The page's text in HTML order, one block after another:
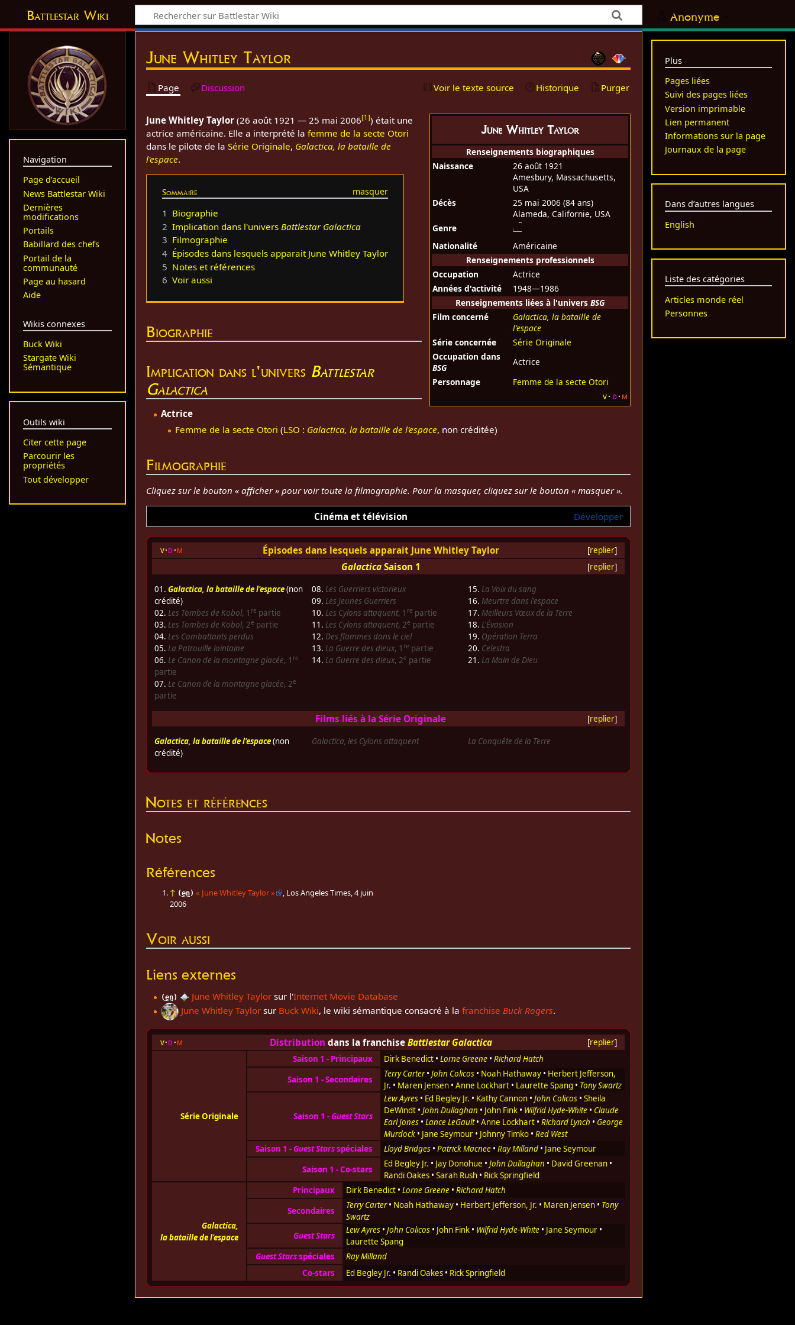
Anonyme
Battlestar Wiki
June Whitley Taylor
Page Discussion Voir le texte source Historique Purger
June Whitley Taylor
Renseignements biographiques
Naissance
26 août 1921
Amesbury, Massachusetts,
USA
Décès
25 mai 2006(84 ans)
Alameda, Californie, USA
Genre
Nationalité
Américaine
Renseignements professionnels
Occupation
Actrice
Années d'activité
1948—1986
Renseignements liées à l'universBSG
Film concerné
Galactica, la bataille de
l'espace
Série concernée
Série Originale
Occupation dans
BSG
Actrice
Personnage
Femme de la secte Otori
v d m
June Whitley Taylor (26 août 1921 — 25 mai 2006[1]) était une
actrice américaine. Elle a interprété lafemme de la secte Otori
dans le pilote de laSérie Originale, Galactica, la bataille de
l'espace.
Sommaire
1 Biographie
2 Implication dans l'univers Battlestar Galactica
3 Filmographie
4 Épisodes dans lesquels apparait June Whitley Taylor
5 Notes et références
6 Voir aussi
Biographie
Implication dans l'univers Battlestar
Galactica
Actrice
Femme de la secte Otori (LSO : Galactica, la bataille de l'espace, non créditée)
Filmographie
Cliquez sur le bouton « afficher » pour voir toute la filmographie. Pour la masquer, cliquez sur le bouton « masquer ».
Développer
Cinéma et télévision
[replier]
v d m Épisodes dans lesquels apparait June Whitley Taylor
[replier]
Galactica Saison 1
01. Galactica, la bataille de l'espace(non
crédité)
02. Les Tombes de Kobol, 1 re partie
03. Les Tombes de Kobol, 2e partie
04. Les Combattants perdus
05. La Patrouille lointaine
06. Le Canon de la montagne glacée, 1 re
partie
07. Le Canon de la montagne glacée, 2e
partie
08. Les Guerriers victorieux
09. Les Jeunes Guerriers
10. Les Cylons attaquent, 1 re partie
11. Les Cylons attaquent, 2e partie
12. Des flammes dans le ciel
13. La Guerre des dieux, 1 re partie
14. La Guerre des dieux, 2e partie
15. La Voix du sang
16. Meurtre dans l'espace
17. Meilleurs Vœux de la Terre
18. L'Évasion
19. Opération Terra
20. Celestra
21. La Main de Dieu
[replier]
Films liés à la Série Originale
Galactica, la bataille de l'espace(non
crédité)
Galactica, les Cylons attaquent La Conquête de la Terre
Notes et références
Notes
Références
↑ (en) « June Whitley Taylor» , Los Angeles Times,4 juin
2006
Voir aussi
Liens externes
(en) June Whitley Taylorsur l'Internet Movie Database
June Whitley Taylorsur Buck Wiki, le wiki sémantique consacré à la franchise Buck Rogers.
[replier]
v d m Distribution dans la franchise Battlestar Galactica
Série Originale
Saison 1 - Principaux Dirk Benedict• Lorne Greene• Richard Hatch
Saison 1 - Secondaires
Terry Carter• John Colicos• Noah Hathaway• Herbert Jefferson,
Jr. • Maren Jensen• Anne Lockhart• Laurette Spang • Tony Swartz
Saison 1 -Guest Stars
Lew Ayres• Ed Begley Jr. • Kathy Cannon• John Colicos• Sheila
DeWindt• John Dullaghan • John Fink• Wilfrid Hyde-White• Claude
Earl Jones• Lance LeGault• Anne Lockhart• Richard Lynch • George
Murdock• Jane Seymour• Johnny Timko• Red West
Saison 1 -Guest Starsspéciales Lloyd Bridges• Patrick Macnee• Ray Milland• Jane Seymour
Saison 1 - Co-stars
Ed Begley Jr. • Jay Donohue • John Dullaghan • David Greenan•
Randi Oakes• Sarah Rush• Rick Springfield
Galactica,
la bataille de l'espace
Principaux Dirk Benedict• Lorne Greene• Richard Hatch
Secondaires
Terry Carter• Noah Hathaway• Herbert Jefferson, Jr. • Maren Jensen• Tony
Swartz
Guest Stars
Lew Ayres• John Colicos• John Fink• Wilfrid Hyde-White• Jane Seymour•
Laurette Spang
Guest Starsspéciales
Ray Milland
Co-stars
Ed Begley Jr. • Randi Oakes• Rick Springfield
Navigation
Page d’accueil
News Battlestar Wiki
Dernières
modifications
Portails
Babillard des chefs
Portail de la
communauté
Page au hasard
Aide
Wikis connexes
Buck Wiki
Stargate Wiki
Sémantique
Outils wiki
Citer cette page
Parcourir les
propriétés
Tout développer
Plus
Pages liées
Suivi des pages liées
Version imprimable
Lien permanent
Informations sur la page
Journaux de la page
Dans d’autres langues
English
Liste des catégories
Articles monde réel
Personnes